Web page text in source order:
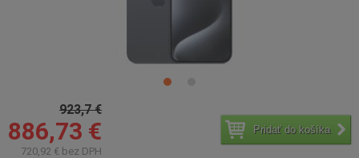
923,7 €
886,73 €
720,92 € bez DPH
Pridať do košíka